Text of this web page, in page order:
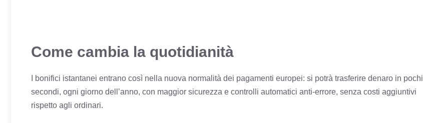
Come cambia la quotidianità
I bonifici istantanei entrano così nella nuova normalità dei pagamenti europei: si potrà trasferire denaro in pochi
secondi, ogni giorno dell’anno, con maggior sicurezza e controlli automatici anti-errore, senza costi aggiuntivi
rispetto agli ordinari.